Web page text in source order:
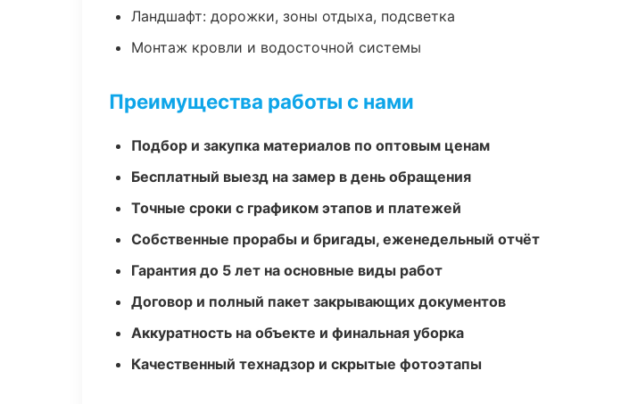
Ландшафт: дорожки, зоны отдыха, подсветка
Монтаж кровли и водосточной системы
Преимущества работы с нами
Подбор и закупка материалов по оптовым ценам
Бесплатный выезд на замер в день обращения
Точные сроки с графиком этапов и платежей
Собственные прорабы и бригады, еженедельный отчёт
Гарантия до 5 лет на основные виды работ
Договор и полный пакет закрывающих документов
Аккуратность на объекте и финальная уборка
Качественный технадзор и скрытые фотоэтапы